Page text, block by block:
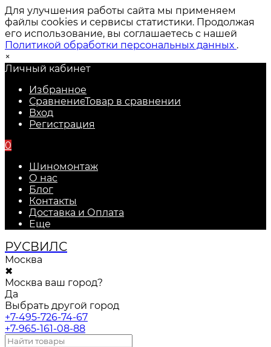
Для улучшения работы сайта мы применяем
файлы cookies и сервисы статистики. Продолжая
его использование, вы соглашаетесь с нашей
Политикой обработки персональных данных .
×
Личный кабинет
Избранное
СравнениеТовар в сравнении
Вход
Регистрация
0
Шиномонтаж
О нас
Блог
Контакты
Доставка и Оплата
Еще
РУСВИЛС
Москва
✖
Москва ваш город?
Да
Выбрать другой город
+7-495-726-74-67
+7-965-161-08-88